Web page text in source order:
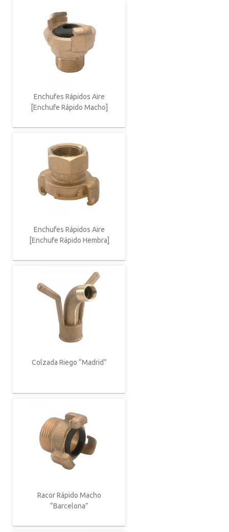
Enchufes Rápidos Aire
[Enchufe Rápido Macho]
Enchufes Rápidos Aire
[Enchufe Rápido Hembra]
Colzada Riego “Madrid”
Racor Rápido Macho
“Barcelona”